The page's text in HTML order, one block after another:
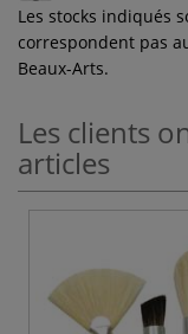
Les stocks indiqués
correspondent pas
Beaux-Arts.
Les clients
articles